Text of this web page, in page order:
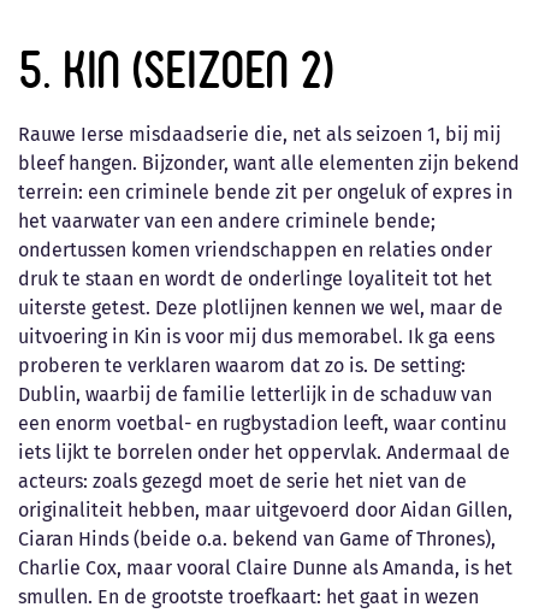
5. Kin (seizoen 2)
Rauwe Ierse misdaadserie die, net als seizoen 1, bij mij
bleef hangen. Bijzonder, want alle elementen zijn bekend
terrein: een criminele bende zit per ongeluk of expres in
het vaarwater van een andere criminele bende;
ondertussen komen vriendschappen en relaties onder
druk te staan en wordt de onderlinge loyaliteit tot het
uiterste getest. Deze plotlijnen kennen we wel, maar de
uitvoering in Kin is voor mij dus memorabel. Ik ga eens
proberen te verklaren waarom dat zo is. De setting:
Dublin, waarbij de familie letterlijk in de schaduw van
een enorm voetbal- en rugbystadion leeft, waar continu
iets lijkt te borrelen onder het oppervlak. Andermaal de
acteurs: zoals gezegd moet de serie het niet van de
originaliteit hebben, maar uitgevoerd door Aidan Gillen,
Ciaran Hinds (beide o.a. bekend van Game of Thrones),
Charlie Cox, maar vooral Claire Dunne als Amanda, is het
smullen. En de grootste troefkaart: het gaat in wezen